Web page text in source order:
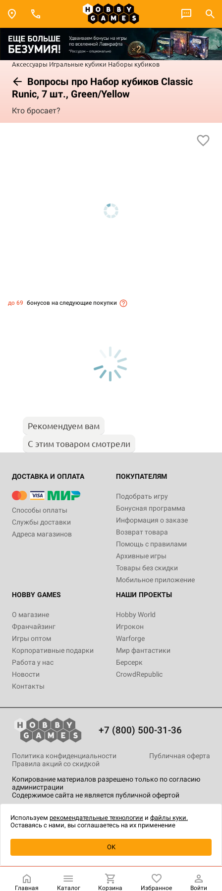
Аксессуары Игральные кубики Наборы кубиков
Вопросы про Набор кубиков Classic
Runic, 7 шт., Green/Yellow
Кто бросает?
Уведомить о наличии
до 69 бонусов на следующие покупки
Рекомендуем вам
С этим товаром смотрели
ДОСТАВКА И ОПЛАТА
Способы оплаты
Службы доставки
Адреса магазинов
ПОКУПАТЕЛЯМ
Подобрать игру
Бонусная программа
Информация о заказе
Возврат товара
Помощь с правилами
Архивные игры
Товары без скидки
Мобильное приложение
HOBBY GAMES
О магазине
Франчайзинг
Игры оптом
Корпоративные подарки
Работа у нас
Новости
Контакты
НАШИ ПРОЕКТЫ
Hobby World
Игрокон
Warforge
Мир фантастики
Берсерк
CrowdRepublic
+7 (800) 500-31-36
Копирование материалов разрешено только по согласию
администрации
Содержимое сайта не является публичной офертой
Политика конфиденциальности
Публичная оферта
Правила акций со скидкой
технологии.
Главная Каталог Корзина Избранное Войти
Используем рекомендательные технологии и файлы куки.
Оставаясь с нами, вы соглашаетесь на их применение
OK